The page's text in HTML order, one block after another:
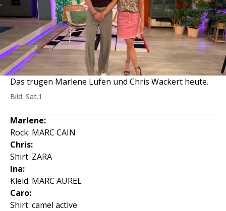
Das trugen Marlene Lufen und Chris Wackert heute.
Bild: Sat.1
Marlene:
Rock: MARC CAIN
Chris:
Shirt: ZARA
Ina:
Kleid: MARC AUREL
Caro:
Shirt: camel active